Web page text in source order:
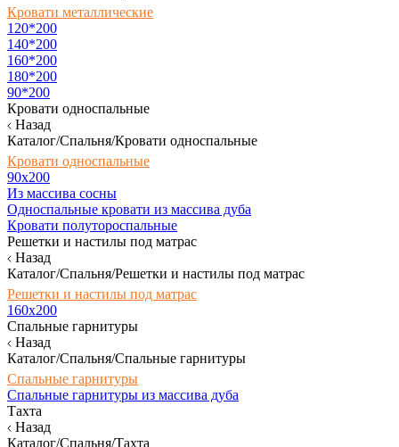
Кровати металлические
120*200
140*200
160*200
180*200
90*200
Кровати односпальные
Назад
Каталог/Спальня/Кровати односпальные
Кровати односпальные
90х200
Из массива сосны
Односпальные кровати из массива дуба
Кровати полутороспальные
Решетки и настилы под матрас
Назад
Каталог/Спальня/Решетки и настилы под матрас
Решетки и настилы под матрас
160х200
Спальные гарнитуры
Назад
Каталог/Спальня/Спальные гарнитуры
Спальные гарнитуры
Спальные гарнитуры из массива дуба
Тахта
Назад
Каталог/Спальня/Тахта